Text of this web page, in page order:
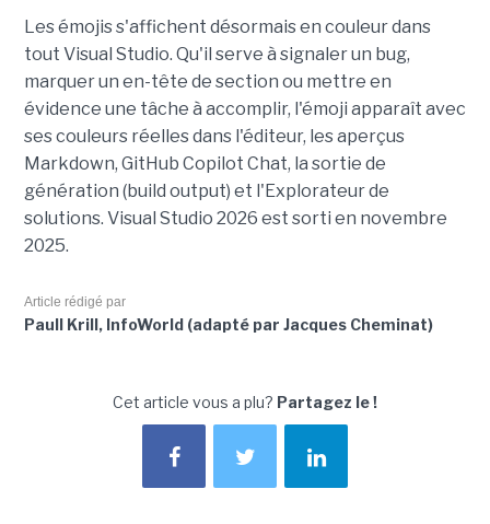
Les émojis s'affichent désormais en couleur dans
tout Visual Studio. Qu'il serve à signaler un bug,
marquer un en-tête de section ou mettre en
évidence une tâche à accomplir, l'émoji apparaît avec
ses couleurs réelles dans l'éditeur, les aperçus
Markdown, GitHub Copilot Chat, la sortie de
génération (build output) et l'Explorateur de
solutions. Visual Studio 2026 est sorti en novembre
2025.
Article rédigé par
Paull Krill, InfoWorld (adapté par Jacques Cheminat)
Cet article vous a plu? Partagez le !